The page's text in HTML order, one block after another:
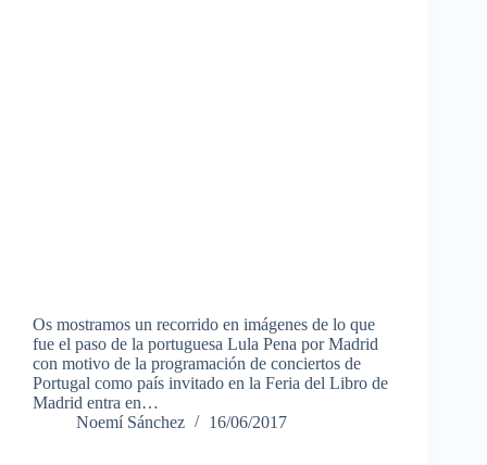
Os mostramos un recorrido en imágenes de lo que
fue el paso de la portuguesa Lula Pena por Madrid
con motivo de la programación de conciertos de
Portugal como país invitado en la Feria del Libro de
Madrid entra en…
Noemí Sánchez
16/06/2017